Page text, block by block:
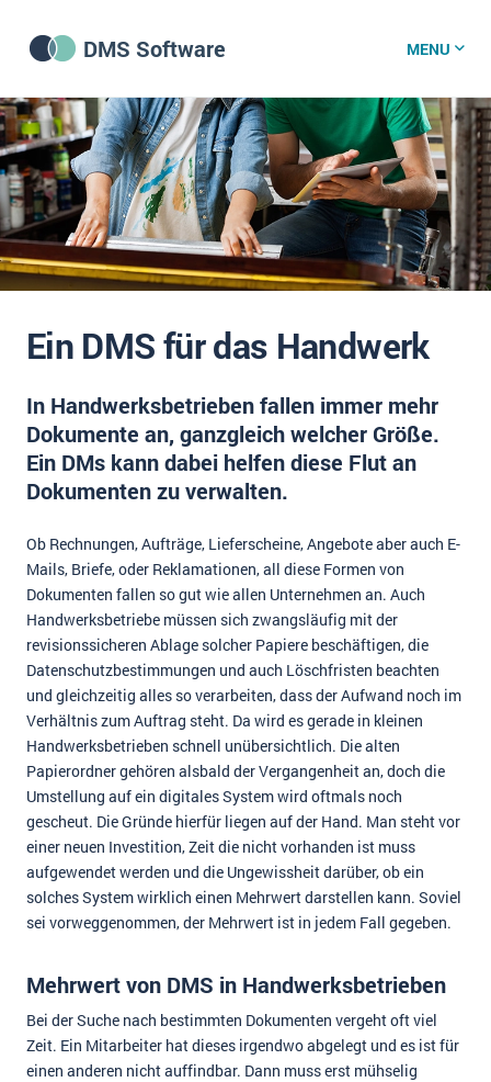
DMS Software
DMS Software
DMS Wissenszentrum
DMS News
Was ist DMS?
Offene Stellen bei CRM-Lieferanten
Über uns
DSGVO/GDPR
Kontakt
MENU
Ein DMS für das Handwerk
In Handwerksbetrieben fallen immer mehr
Dokumente an, ganzgleich welcher Größe.
Ein DMs kann dabei helfen diese Flut an
Dokumenten zu verwalten.
Ob Rechnungen, Aufträge, Lieferscheine, Angebote aber auch E-
Mails, Briefe, oder Reklamationen, all diese Formen von
Dokumenten fallen so gut wie allen Unternehmen an. Auch
Handwerksbetriebe müssen sich zwangsläufig mit der
revisionssicheren Ablage solcher Papiere beschäftigen, die
Datenschutzbestimmungen und auch Löschfristen beachten
und gleichzeitig alles so verarbeiten, dass der Aufwand noch im
Verhältnis zum Auftrag steht. Da wird es gerade in kleinen
Handwerksbetrieben schnell unübersichtlich. Die alten
Papierordner gehören alsbald der Vergangenheit an, doch die
Umstellung auf ein digitales System wird oftmals noch
gescheut. Die Gründe hierfür liegen auf der Hand. Man steht vor
einer neuen Investition, Zeit die nicht vorhanden ist muss
aufgewendet werden und die Ungewissheit darüber, ob ein
solches System wirklich einen Mehrwert darstellen kann. Soviel
sei vorweggenommen, der Mehrwert ist in jedem Fall gegeben.
Mehrwert von DMS in Handwerksbetrieben
Bei der Suche nach bestimmten Dokumenten vergeht oft viel
Zeit. Ein Mitarbeiter hat dieses irgendwo abgelegt und es ist für
einen anderen nicht auffindbar. Dann muss erst mühselig